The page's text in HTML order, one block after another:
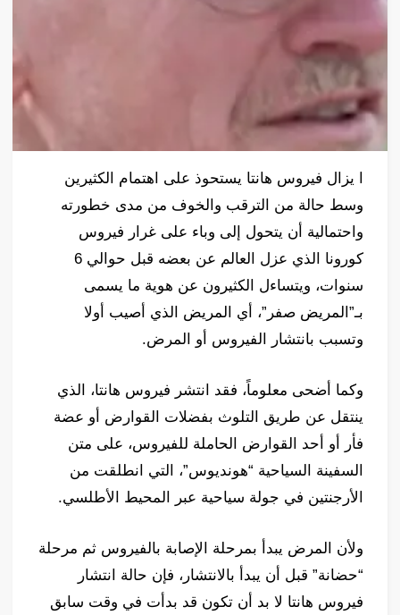
ا يزال فيروس هانتا يستحوذ على اهتمام الكثيرين
وسط حالة من الترقب والخوف من مدى خطورته
واحتمالية أن يتحول إلى وباء على غرار فيروس
كورونا الذي عزل العالم عن بعضه قبل حوالي 6
سنوات، ويتساءل الكثيرون عن هوية ما يسمى
بـ”المريض صفر”، أي المريض الذي أصيب أولا
وتسبب بانتشار الفيروس أو المرض.
وكما أضحى معلوماً، فقد انتشر فيروس هانتا، الذي
ينتقل عن طريق التلوث بفضلات القوارض أو عضة
فأر أو أحد القوارض الحاملة للفيروس، على متن
السفينة السياحية “هونديوس”، التي انطلقت من
الأرجنتين في جولة سياحية عبر المحيط الأطلسي.
ولأن المرض يبدأ بمرحلة الإصابة بالفيروس ثم مرحلة
“حضانة” قبل أن يبدأ بالانتشار، فإن حالة انتشار
فيروس هانتا لا بد أن تكون قد بدأت في وقت سابق